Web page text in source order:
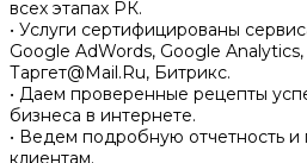
всех этапах РК.
• Услуги сертифицированы
Google AdWords, Google
Таргет@Mail.Ru, Битрикс.
• Даем проверенные рецепты
бизнеса в интернете.
• Ведем подробную отчетность и
клиентам.